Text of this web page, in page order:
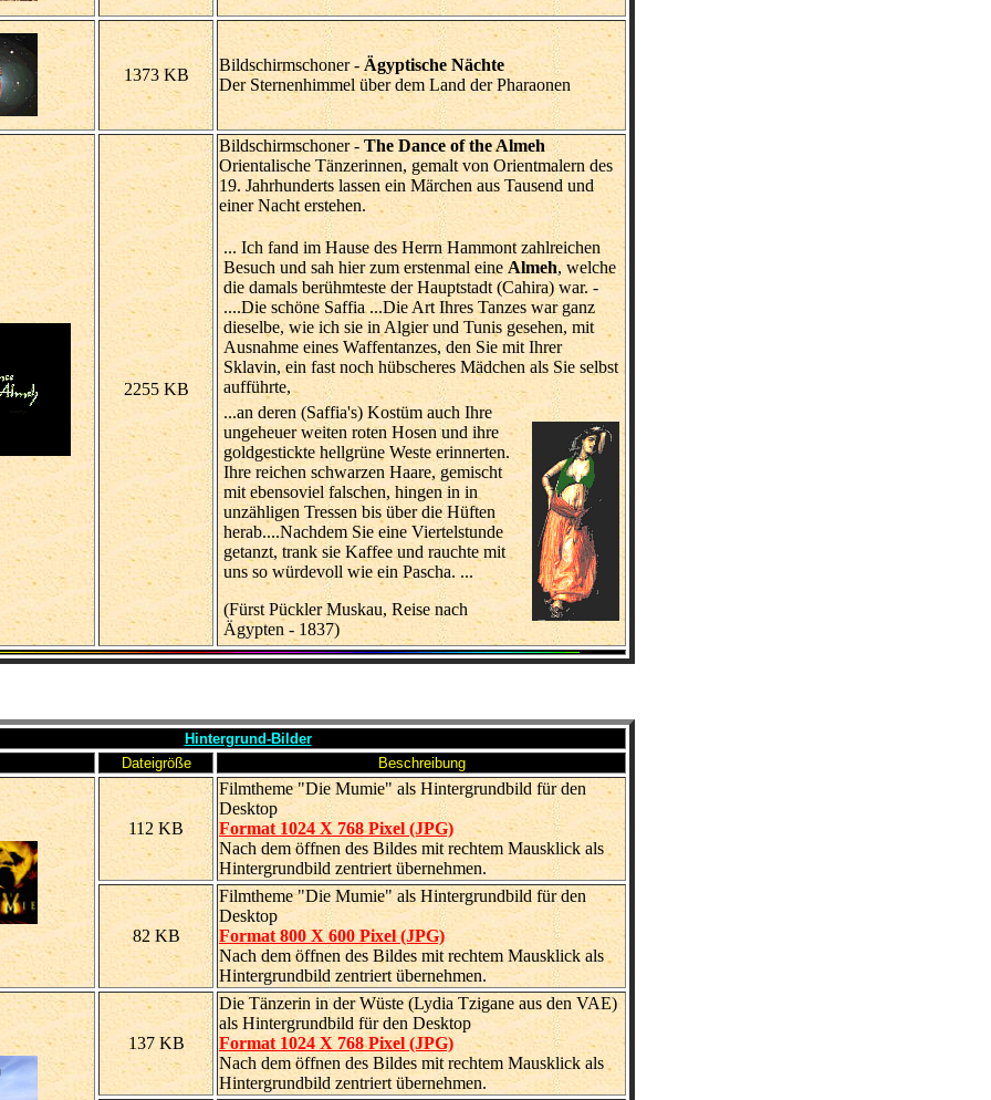
1373 KB
Bildschirmschoner - Ägyptische Nächte
Der Sternenhimmel über dem Land der Pharaonen
2255 KB
Bildschirmschoner -The Dance of the Almeh
Orientalische Tänzerinnen, gemalt von Orientmalern des
19. Jahrhunderts lassen ein Märchen aus Tausend und
einer Nacht erstehen.
... Ich fand im Hause des Herrn Hammont zahlreichen
Besuch und sah hier zum erstenmal eine Almeh, welche
die damals berühmteste der Hauptstadt (Cahira) war. -
....Die schöne Saffia ...Die Art Ihres Tanzes war ganz
dieselbe, wie ich sie in Algier und Tunis gesehen, mit
Ausnahme eines Waffentanzes, den Sie mit Ihrer
Sklavin, ein fast noch hübscheres Mädchen als Sie selbst
aufführte,
...an deren (Saffia's) Kostüm auch Ihre
ungeheuer weiten roten Hosen und ihre
goldgestickte hellgrüne Weste erinnerten.
Ihre reichen schwarzen Haare, gemischt
mit ebensoviel falschen, hingen in in
unzähligen Tressen bis über die Hüften
herab....Nachdem Sie eine Viertelstunde
getanzt, trank sie Kaffee und rauchte mit
uns so würdevoll wie ein Pascha. ...
(Fürst Pückler Muskau, Reise nach
Ägypten - 1837)
Hintergrund-Bilder
Dateigröße
Beschreibung
112 KB
Filmtheme "Die Mumie" als Hintergrundbild für den
Desktop
Format 1024 X 768 Pixel (JPG)
Nach dem öffnen des Bildes mit rechtem Mausklick als
Hintergrundbild zentriert übernehmen.
82 KB
Filmtheme "Die Mumie" als Hintergrundbild für den
Desktop
Format 800 X 600 Pixel (JPG)
Nach dem öffnen des Bildes mit rechtem Mausklick als
Hintergrundbild zentriert übernehmen.
137 KB
Die Tänzerin in der Wüste (Lydia Tzigane aus den VAE)
als Hintergrundbild für den Desktop
Format 1024 X 768 Pixel (JPG)
Nach dem öffnen des Bildes mit rechtem Mausklick als
Hintergrundbild zentriert übernehmen.